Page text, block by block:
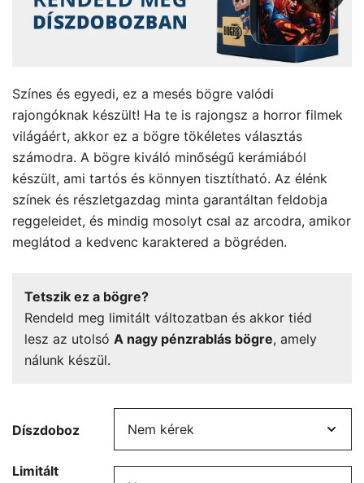
Színes és egyedi, ez a mesés bögre valódi
rajongóknak készült! Ha te is rajongsz a horror filmek
világáért, akkor ez a bögre tökéletes választás
számodra. A bögre kiváló minőségű kerámiából
készült, ami tartós és könnyen tisztítható. Az élénk
színek és részletgazdag minta garantáltan feldobja
reggeleidet, és mindig mosolyt csal az arcodra, amikor
meglátod a kedvenc karaktered a bögréden.
Tetszik ez a bögre?
Rendeld meg limitált változatban és akkor tiéd
lesz az utolsó A nagy pénzrablás bögre, amely
nálunk készül.
Díszdoboz
Limitált